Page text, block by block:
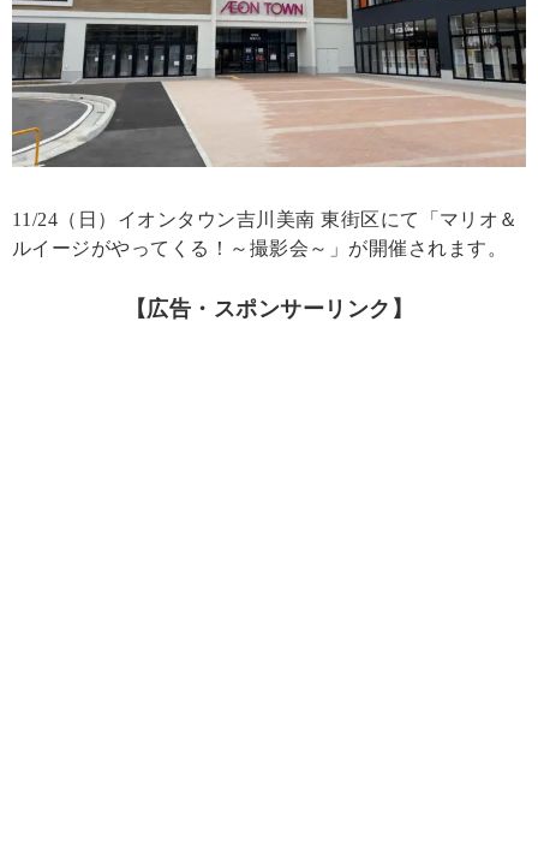
11/24（日）イオンタウン吉川美南 東街区にて「マリオ＆
ルイージがやってくる！～撮影会～」が開催されます。
【広告・スポンサーリンク】